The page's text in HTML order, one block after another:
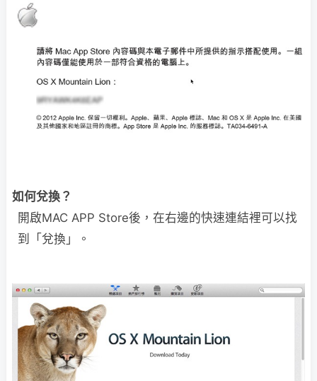
如何兌換？
開啟MAC APP Store後，在右邊的快速連結裡可以找
到「兌換」。